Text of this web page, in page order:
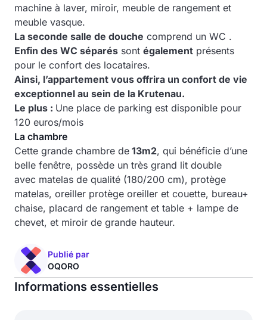
machine à laver, miroir, meuble de rangement et
meuble vasque.
La seconde salle de douche comprend un WC .
Enfin des WC séparés sont également présents
pour le confort des locataires.
Ainsi, l’appartement vous offrira un confort de vie
exceptionnel au sein de la Krutenau.
Le plus : Une place de parking est disponible pour
120 euros/mois
La chambre
Cette grande chambre de 13m2, qui bénéficie d’une
belle fenêtre, possède un très grand lit double
avec matelas de qualité (180/200 cm), protège
matelas, oreiller protège oreiller et couette, bureau+
chaise, placard de rangement et table + lampe de
chevet, et miroir de grande hauteur.
Publié par
OQORO
Informations essentielles